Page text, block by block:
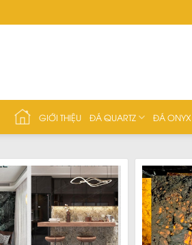
GIỚI THIỆU ĐÁ QUARTZ ĐÁ ONYX